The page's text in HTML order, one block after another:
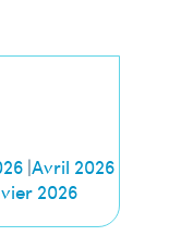
|Avril 2026
2026